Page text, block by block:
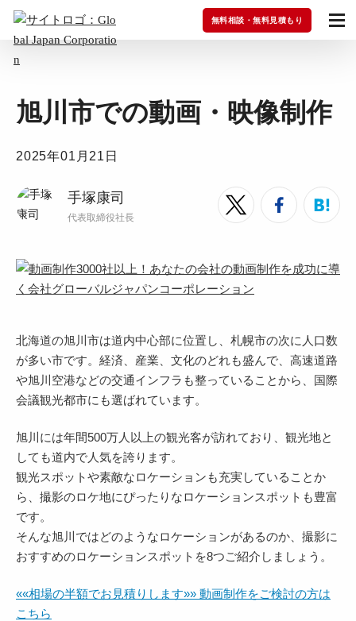
無料相談・無料見積もり
旭川市での動画・映像制作
2025年01月21日
手塚康司
代表取締役社長
北海道の旭川市は道内中心部に位置し、札幌市の次に人口数
が多い市です。経済、産業、文化のどれも盛んで、高速道路
や旭川空港などの交通インフラも整っていることから、国際
会議観光都市にも選ばれています。
旭川には年間500万人以上の観光客が訪れており、観光地と
しても道内で人気を誇ります。
観光スポットや素敵なロケーションも充実していることか
ら、撮影のロケ地にぴったりなロケーションスポットも豊富
です。
そんな旭川ではどのようなロケーションがあるのか、撮影に
おすすめのロケーションスポットを8つご紹介しましょう。
««相場の半額でお見積りします»» 動画制作をご検討の方は
こちら